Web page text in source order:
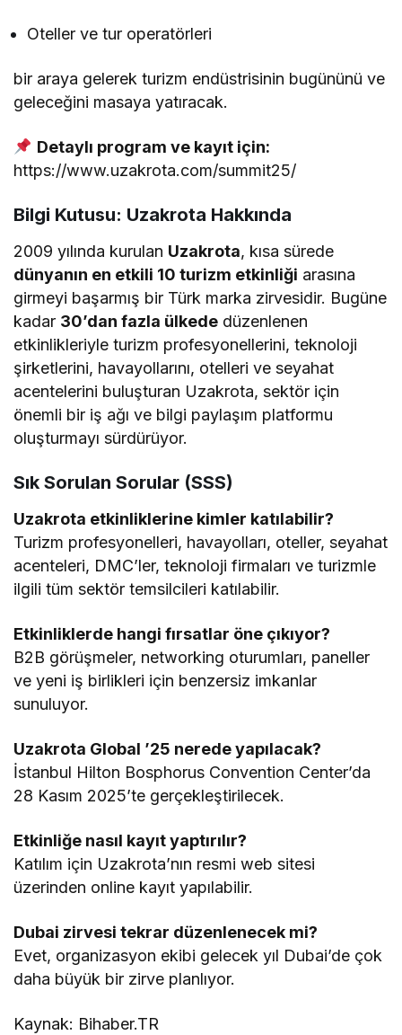
Oteller ve tur operatörleri
bir araya gelerek turizm endüstrisinin bugününü ve
geleceğini masaya yatıracak.
Detaylı program ve kayıt için:
https://www.uzakrota.com/summit25/
Bilgi Kutusu: Uzakrota Hakkında
2009 yılında kurulan Uzakrota, kısa sürede
dünyanın en etkili 10 turizm etkinliği arasına
girmeyi başarmış bir Türk marka zirvesidir. Bugüne
kadar 30’dan fazla ülkede düzenlenen
etkinlikleriyle turizm profesyonellerini, teknoloji
şirketlerini, havayollarını, otelleri ve seyahat
acentelerini buluşturan Uzakrota, sektör için
önemli bir iş ağı ve bilgi paylaşım platformu
oluşturmayı sürdürüyor.
Sık Sorulan Sorular (SSS)
Uzakrota etkinliklerine kimler katılabilir?
Turizm profesyonelleri, havayolları, oteller, seyahat
acenteleri, DMC’ler, teknoloji firmaları ve turizmle
ilgili tüm sektör temsilcileri katılabilir.
Etkinliklerde hangi fırsatlar öne çıkıyor?
B2B görüşmeler, networking oturumları, paneller
ve yeni iş birlikleri için benzersiz imkanlar
sunuluyor.
Uzakrota Global ’25 nerede yapılacak?
İstanbul Hilton Bosphorus Convention Center’da
28 Kasım 2025’te gerçekleştirilecek.
Etkinliğe nasıl kayıt yaptırılır?
Katılım için Uzakrota’nın resmi web sitesi
üzerinden online kayıt yapılabilir.
Dubai zirvesi tekrar düzenlenecek mi?
Evet, organizasyon ekibi gelecek yıl Dubai’de çok
daha büyük bir zirve planlıyor.
Kaynak: Bihaber.TR